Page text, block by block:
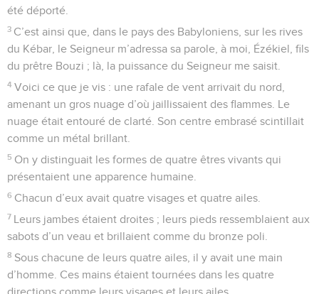
été déporté.
3 C’est ainsi que, dans le pays des Babyloniens, sur les rives
du Kébar, le Seigneur m’adressa sa parole, à moi, Ézékiel, fils
du prêtre Bouzi ; là, la puissance du Seigneur me saisit.
4 Voici ce que je vis : une rafale de vent arrivait du nord,
amenant un gros nuage d’où jaillissaient des flammes. Le
nuage était entouré de clarté. Son centre embrasé scintillait
comme un métal brillant.
5 On y distinguait les formes de quatre êtres vivants qui
présentaient une apparence humaine.
6 Chacun d’eux avait quatre visages et quatre ailes.
7 Leurs jambes étaient droites ; leurs pieds ressemblaient aux
sabots d’un veau et brillaient comme du bronze poli.
8 Sous chacune de leurs quatre ailes, il y avait une main
d’homme. Ces mains étaient tournées dans les quatre
directions comme leurs visages et leurs ailes.